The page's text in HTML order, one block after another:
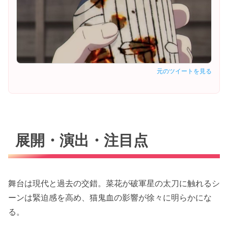
元のツイートを見る
展開・演出・注目点
舞台は現代と過去の交錯。菜花が破軍星の太刀に触れるシ
ーンは緊迫感を高め、猫鬼血の影響が徐々に明らかにな
る。